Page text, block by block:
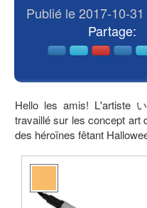
Publié le 2017-10-
Partage:
Hello les amis! L'artiste
travaillé sur les concept art
des héroïnes fêtant